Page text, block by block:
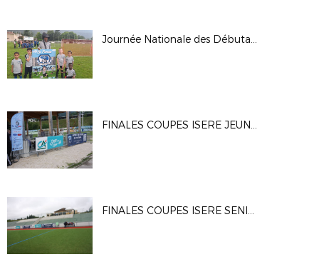
Journée Nationale des Débutants 2024
FINALES COUPES ISERE JEUNES 2024
FINALES COUPES ISERE SENIORS 2024